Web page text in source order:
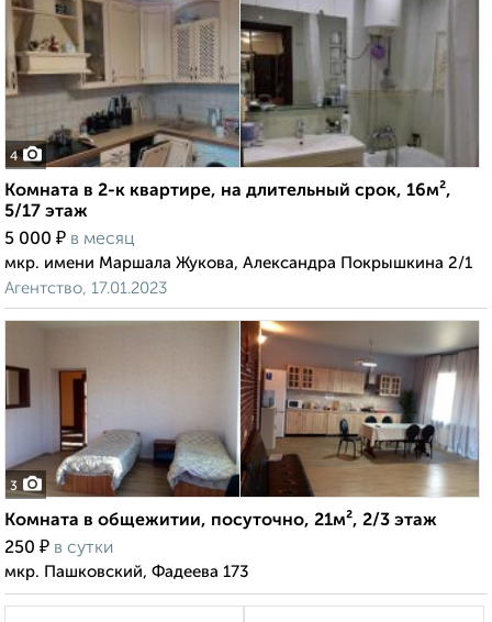
4
Комната в 2-к квартире, на длительный срок, 16м²,
5/17 этаж
5 000 ₽ в месяц
мкр. имени Маршала Жукова, Александра Покрышкина 2/1
Агентство, 17.01.2023
3
Комната в общежитии, посуточно, 21м², 2/3 этаж
250 ₽ в сутки
мкр. Пашковский, Фадеева 173